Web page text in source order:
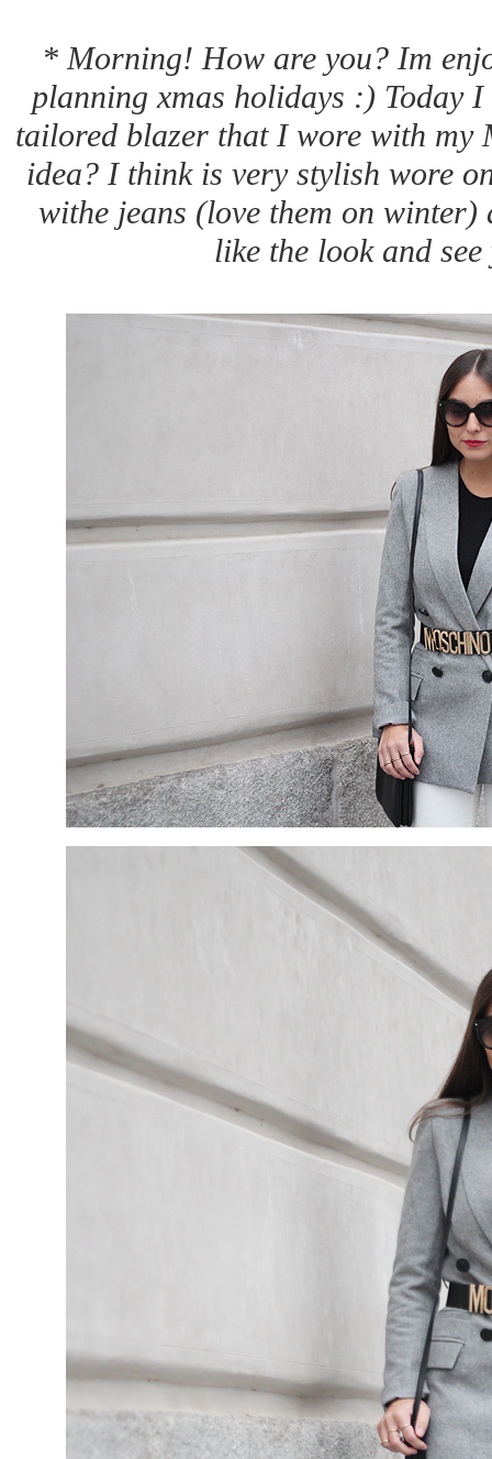
* Morning! How are you? Im
planning xmas holidays :) Today
tailored blazer that I wore with my
idea? I think is very stylish wore
withe jeans (love them on
like the look and